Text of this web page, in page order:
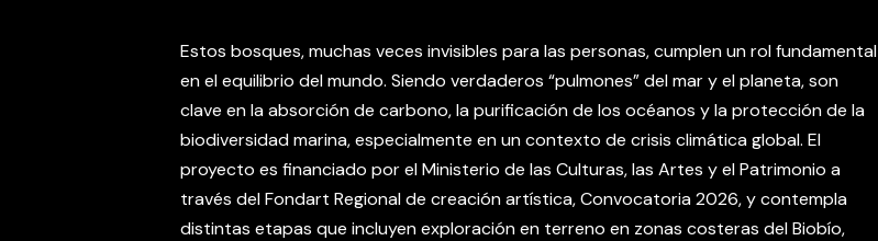
Estos bosques, muchas veces invisibles para las personas, cumplen un rol fundamental
en el equilibrio del mundo. Siendo verdaderos “pulmones” del mar y el planeta, son
clave en la absorción de carbono, la purificación de los océanos y la protección de la
biodiversidad marina, especialmente en un contexto de crisis climática global. El
proyecto es financiado por el Ministerio de las Culturas, las Artes y el Patrimonio a
través del Fondart Regional de creación artística, Convocatoria 2026, y contempla
distintas etapas que incluyen exploración en terreno en zonas costeras del Biobío,